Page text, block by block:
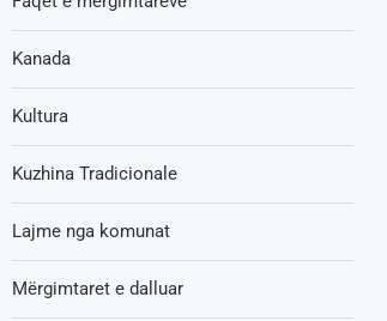
Kanada
Kultura
Kuzhina Tradicionale
Lajme nga komunat
Mërgimtaret e dalluar